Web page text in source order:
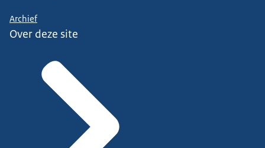
Archief
Over deze site